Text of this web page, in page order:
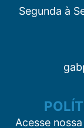
Segunda à
Acesse